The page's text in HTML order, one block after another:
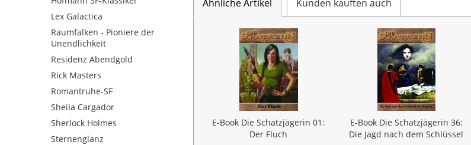
Lex Galactica
Raumfalken - Pioniere der
Unendlichkeit
Residenz Abendgold
Rick Masters
Romantruhe-SF
Sheila Cargador
Sherlock Holmes
Sternenglanz
Ähnliche Artikel Kunden kauften auch
E-Book Die Schatzjägerin 01:
Der Fluch
E-Book Die Schatzjägerin 36:
Die Jagd nach dem Schlüssel